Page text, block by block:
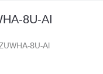
8U-AI
8U-AI